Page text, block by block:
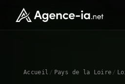
Accueil / Pays de la Loire /